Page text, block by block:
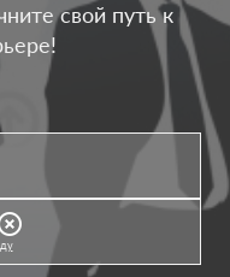
свой путь к